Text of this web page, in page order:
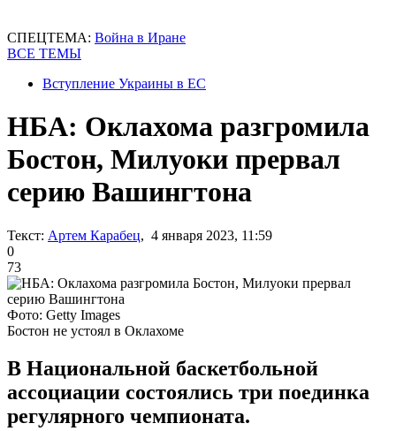
СПЕЦТЕМА: Война в Иране
ВСЕ ТЕМЫ
Вступление Украины в ЕС
НБА: Оклахома разгромила
Бостон, Милуоки прервал
серию Вашингтона
Текст: Артем Карабец, 4 января 2023, 11:59
0
73
Фото: Getty Images
Бостон не устоял в Оклахоме
В Национальной баскетбольной
ассоциации состоялись три поединка
регулярного чемпионата.